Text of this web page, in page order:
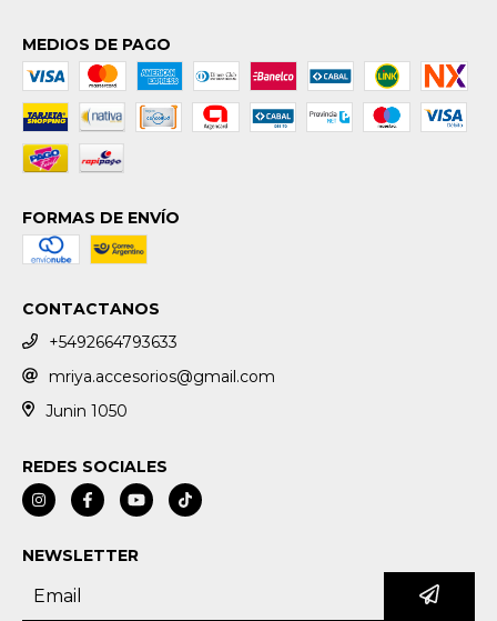
MEDIOS DE PAGO
FORMAS DE ENVÍO
CONTACTANOS
+5492664793633
mriya.accesorios@gmail.com
Junin 1050
REDES SOCIALES
NEWSLETTER